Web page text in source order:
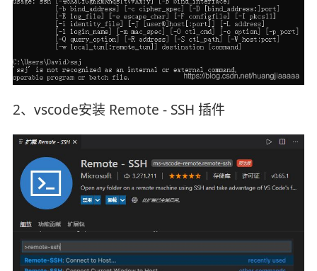
2、vscode安装 Remote - SSH 插件